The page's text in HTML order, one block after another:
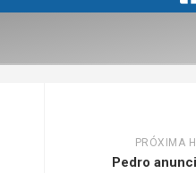
PRÓXIMA
Pedro